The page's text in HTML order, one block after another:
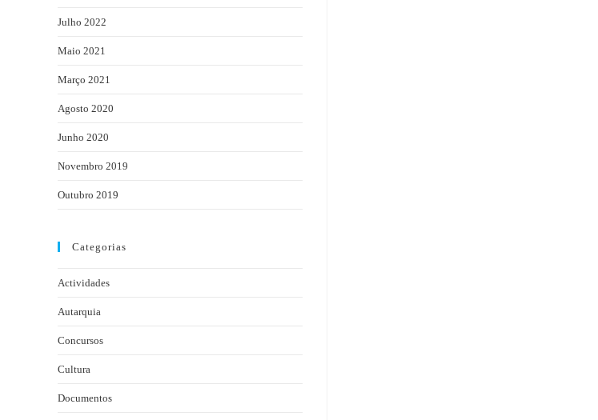
Julho 2022
Maio 2021
Março 2021
Agosto 2020
Junho 2020
Novembro 2019
Outubro 2019
Categorias
Actividades
Autarquia
Concursos
Cultura
Documentos